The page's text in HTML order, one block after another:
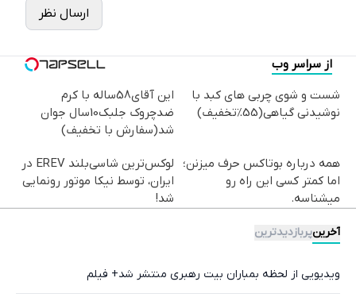
ارسال نظر
از سراسر وب
شست و شوی چربی های کبد با
نوشیدنی گیاهی(55%تخفیف)
این آقای58ساله با کرم
ضدچروک جلبک10سال جوان
شد(سفارش با تخفیف)
همه درباره بوتاکس حرف میزنن؛
اما کمتر کسی این راه رو
میشناسه.
لوکس‌ترین شاسی‌بلند EREV در
ایران، توسط نیکا موتور رونمایی
شد!
آخرینپربازدیدترین
ویدیویی از لحظه بمباران بیت رهبری منتشر شد+ فیلم